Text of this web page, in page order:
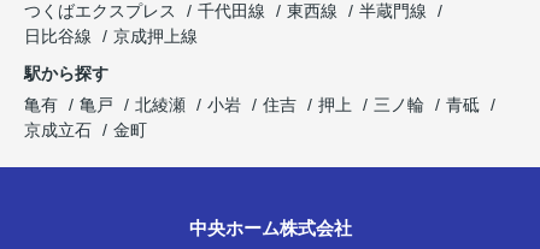
つくばエクスプレス
千代田線 東西線
半蔵門線
日比谷線
京成押上線
駅から探す
亀有
亀戸 北綾瀬 小岩 住吉 押上 三ノ輪
青砥
京成立石
金町
中央ホーム株式会社